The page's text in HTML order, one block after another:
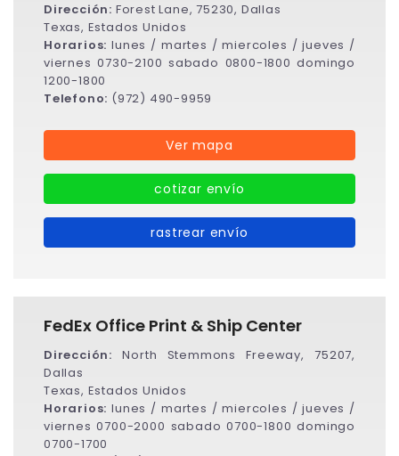
Dirección: Forest Lane, 75230, Dallas
Texas, Estados Unidos
Horarios:lunes / martes / miercoles / jueves /
viernes 0730-2100 sabado 0800-1800 domingo
1200-1800
Telefono: (972) 490-9959
Ver mapa
cotizar envío
rastrear envío
FedEx Office Print & Ship Center
Dirección:North Stemmons Freeway, 75207,
Dallas
Texas, Estados Unidos
Horarios:lunes / martes / miercoles / jueves /
viernes 0700-2000 sabado 0700-1800 domingo
0700-1700